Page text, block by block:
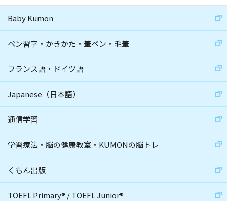
Baby Kumon
ペン習字・かきかた・筆ペン・毛筆
フランス語・ドイツ語
Japanese（日本語）
通信学習
学習療法・脳の健康教室・KUMONの脳トレ
くもん出版
TOEFL Primary® /TOEFL Junior®